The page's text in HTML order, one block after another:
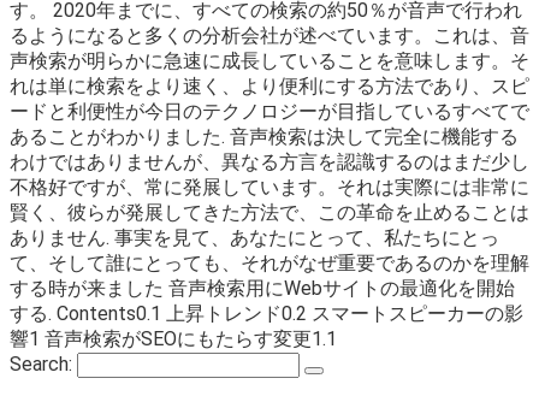
す。 2020年までに、すべての検索の約50％が音声で行われ
るようになると多くの分析会社が述べています。これは、音
声検索が明らかに急速に成長していることを意味します。そ
れは単に検索をより速く、より便利にする方法であり、スピ
ードと利便性が今日のテクノロジーが目指しているすべてで
あることがわかりました. 音声検索は決して完全に機能する
わけではありませんが、異なる方言を認識するのはまだ少し
不格好ですが、常に発展しています。それは実際には非常に
賢く、彼らが発展してきた方法で、この革命を止めることは
ありません. 事実を見て、あなたにとって、私たちにとっ
て、そして誰にとっても、それがなぜ重要であるのかを理解
する時が来ました 音声検索用にWebサイトの最適化を開始
する. Contents0.1 上昇トレンド0.2 スマートスピーカーの影
響1 音声検索がSEOにもたらす変更1.1
Search: